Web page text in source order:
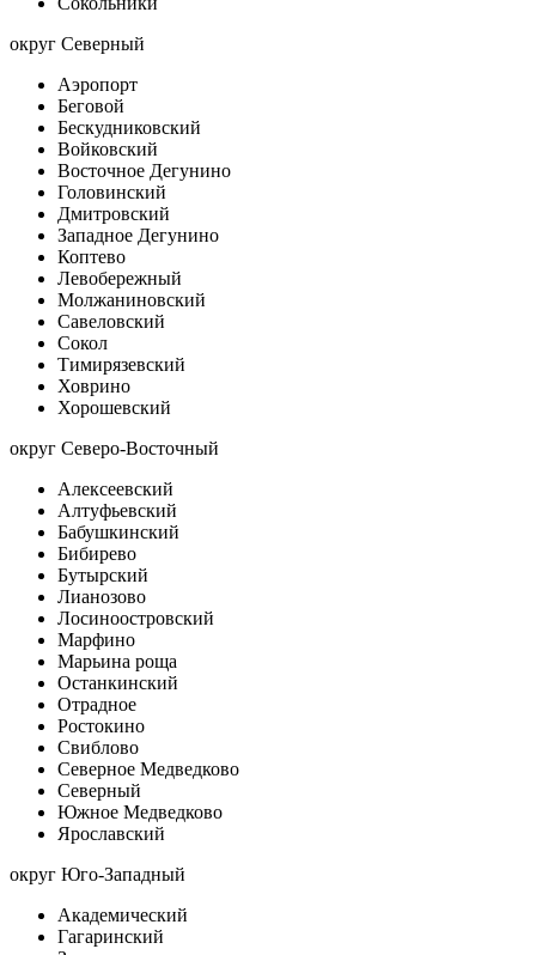
округ Северный
Аэропорт
Беговой
Бескудниковский
Войковский
Восточное Дегунино
Головинский
Дмитровский
Западное Дегунино
Коптево
Левобережный
Молжаниновский
Савеловский
Сокол
Тимирязевский
Ховрино
Хорошевский
округ Северо-Восточный
Алексеевский
Алтуфьевский
Бабушкинский
Бибирево
Бутырский
Лианозово
Лосиноостровский
Марфино
Марьина роща
Останкинский
Отрадное
Ростокино
Свиблово
Северное Медведково
Северный
Южное Медведково
Ярославский
округ Юго-Западный
Академический
Гагаринский